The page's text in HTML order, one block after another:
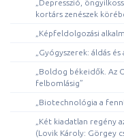
„Depresszió,
kortárs zenészek
„Képfeldolgozási
„Gyógyszerek: áldás és
„Boldog békeidők. Az
felbomlásig”
„Biotechnológia a
„Két kiadatlan regény
(Lovik Károly: Görgey